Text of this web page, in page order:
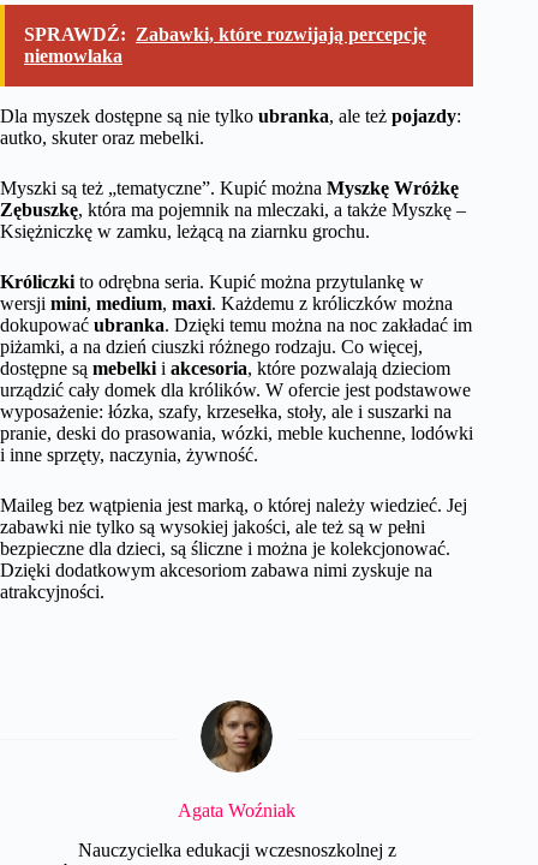
SPRAWDŹ: Zabawki, które rozwijają percepcję
niemowlaka
Dla myszek dostępne są nie tylko ubranka, ale też pojazdy:
autko, skuter oraz mebelki.
Myszki są też „tematyczne”. Kupić można Myszkę Wróżkę
Zębuszkę, która ma pojemnik na mleczaki, a także Myszkę –
Księżniczkę w zamku, leżącą na ziarnku grochu.
Króliczki to odrębna seria. Kupić można przytulankę w
wersji mini, medium, maxi. Każdemu z króliczków można
dokupować ubranka. Dzięki temu można na noc zakładać im
piżamki, a na dzień ciuszki różnego rodzaju. Co więcej,
dostępne są mebelki i akcesoria, które pozwalają dzieciom
urządzić cały domek dla królików. W ofercie jest podstawowe
wyposażenie: łózka, szafy, krzesełka, stoły, ale i suszarki na
pranie, deski do prasowania, wózki, meble kuchenne, lodówki
i inne sprzęty, naczynia, żywność.
Maileg bez wątpienia jest marką, o której należy wiedzieć. Jej
zabawki nie tylko są wysokiej jakości, ale też są w pełni
bezpieczne dla dzieci, są śliczne i można je kolekcjonować.
Dzięki dodatkowym akcesoriom zabawa nimi zyskuje na
atrakcyjności.
Agata Woźniak
Nauczycielka edukacji wczesnoszkolnej z